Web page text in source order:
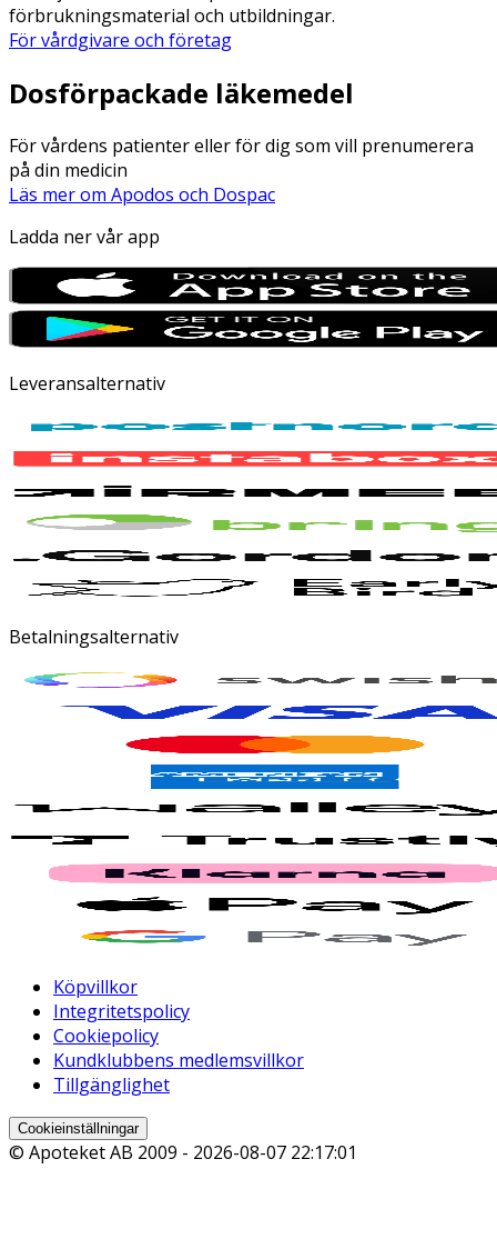
förbrukningsmaterial och utbildningar.
För vårdgivare och företag
Dosförpackade läkemedel
För vårdens patienter eller för dig som vill prenumerera
på din medicin
Läs mer om Apodos och Dospac
Ladda ner vår app
Leveransalternativ
Betalningsalternativ
Köpvillkor
Integritetspolicy
Cookiepolicy
Kundklubbens medlemsvillkor
Tillgänglighet
Cookieinställningar
© Apoteket AB 2009 - 2026-08-07 22:17:01